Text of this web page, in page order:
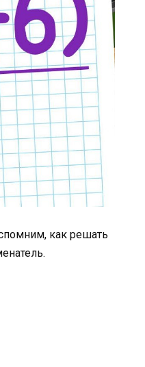
как решать